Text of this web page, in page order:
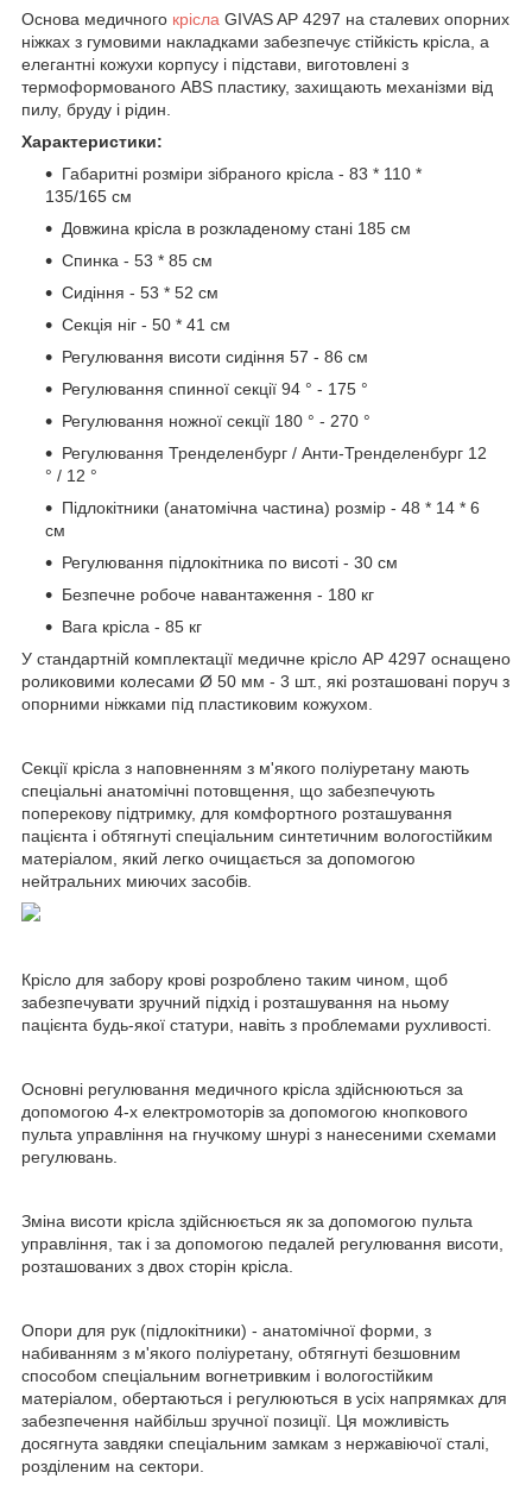
Основа медичного крісла GIVAS AP 4297 на сталевих опорних
ніжках з гумовими накладками забезпечує стійкість крісла, а
елегантні кожухи корпусу і підстави, виготовлені з
термоформованого ABS пластику, захищають механізми від
пилу, бруду і рідин.
Характеристики:
Габаритні розміри зібраного крісла - 83 * 110 *
135/165 см
Довжина крісла в розкладеному стані 185 см
Спинка - 53 * 85 см
Сидіння - 53 * 52 см
Секція ніг - 50 * 41 см
Регулювання висоти сидіння 57 - 86 см
Регулювання спинної секції 94 ° - 175 °
Регулювання ножної секції 180 ° - 270 °
Регулювання Тренделенбург / Анти-Тренделенбург 12
° / 12 °
Підлокітники (анатомічна частина) розмір - 48 * 14 * 6
см
Регулювання підлокітника по висоті - 30 см
Безпечне робоче навантаження - 180 кг
Вага крісла - 85 кг
У стандартній комплектації медичне крісло AP 4297 оснащено
роликовими колесами Ø 50 мм - 3 шт., які розташовані поруч з
опорними ніжками під пластиковим кожухом.
Секції крісла з наповненням з м'якого поліуретану мають
спеціальні анатомічні потовщення, що забезпечують
поперекову підтримку, для комфортного розташування
пацієнта і обтягнуті спеціальним синтетичним вологостійким
матеріалом, який легко очищається за допомогою
нейтральних миючих засобів.
Крісло для забору крові розроблено таким чином, щоб
забезпечувати зручний підхід і розташування на ньому
пацієнта будь-якої статури, навіть з проблемами рухливості.
Основні регулювання медичного крісла здійснюються за
допомогою 4-х електромоторів за допомогою кнопкового
пульта управління на гнучкому шнурі з нанесеними схемами
регулювань.
Зміна висоти крісла здійснюється як за допомогою пульта
управління, так і за допомогою педалей регулювання висоти,
розташованих з двох сторін крісла.
Опори для рук (підлокітники) - анатомічної форми, з
набиванням з м'якого поліуретану, обтягнуті безшовним
способом спеціальним вогнетривким і вологостійким
матеріалом, обертаються і регулюються в усіх напрямках для
забезпечення найбільш зручної позиції. Ця можливість
досягнута завдяки спеціальним замкам з нержавіючої сталі,
розділеним на сектори.